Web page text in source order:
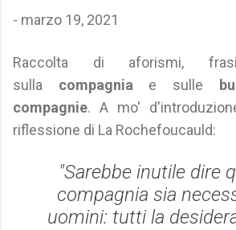
- marzo 19, 2021
Raccolta di aforismi,
sulla compagnia e sulle
compagnie. A mo'
riflessione di La Rochefoucauld:
"Sarebbe inutile dire
compagnia sia
uomini: tutti la